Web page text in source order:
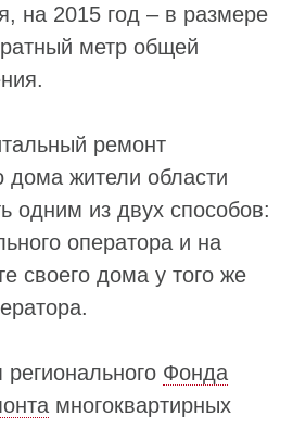
на 2015 год – в размере
метр общей
ремонт
дома жители области
одним из двух способов:
оператора и на
своего дома у того же
Фонда
многоквартирных